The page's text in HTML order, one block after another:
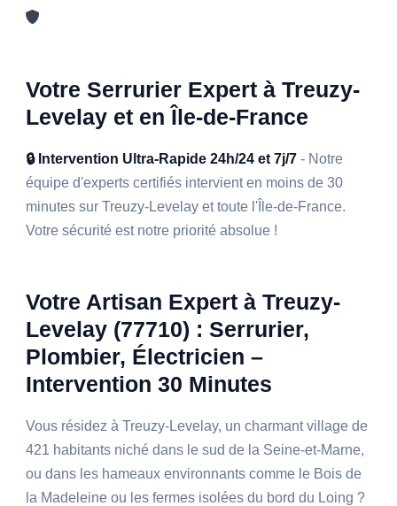
Votre Serrurier Expert à Treuzy-
Levelay et en Île-de-France
🔒 Intervention Ultra-Rapide 24h/24 et 7j/7 - Notre
équipe d'experts certifiés intervient en moins de 30
minutes sur Treuzy-Levelay et toute l'Île-de-France.
Votre sécurité est notre priorité absolue !
Votre Artisan Expert à Treuzy-
Levelay (77710) : Serrurier,
Plombier, Électricien –
Intervention 30 Minutes
Vous résidez à Treuzy-Levelay, un charmant village de
421 habitants niché dans le sud de la Seine-et-Marne,
ou dans les hameaux environnants comme le Bois de
la Madeleine ou les fermes isolées du bord du Loing ?